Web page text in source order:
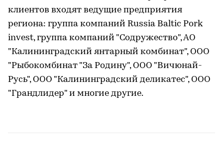
клиентов входят ведущие предприятия
региона: группа компаний Russia Baltic Pork
invest, группа компаний "Содружество", АО
"Калининградский янтарный комбинат", ООО
"Рыбокомбинат "За Родину", ООО "Вичюнай-
Русь", ООО "Калининградский деликатес", ООО
"Грандлидер" и многие другие.